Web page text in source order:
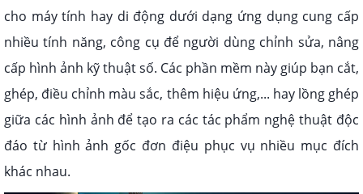
cho máy tính hay di động dưới dạng ứng dụng cung cấp
nhiều tính năng, công cụ để người dùng chỉnh sửa, nâng
cấp hình ảnh kỹ thuật số. Các phần mềm này giúp bạn cắt,
ghép, điều chỉnh màu sắc, thêm hiệu ứng,... hay lồng ghép
giữa các hình ảnh để tạo ra các tác phẩm nghệ thuật độc
đáo từ hình ảnh gốc đơn điệu phục vụ nhiều mục đích
khác nhau.